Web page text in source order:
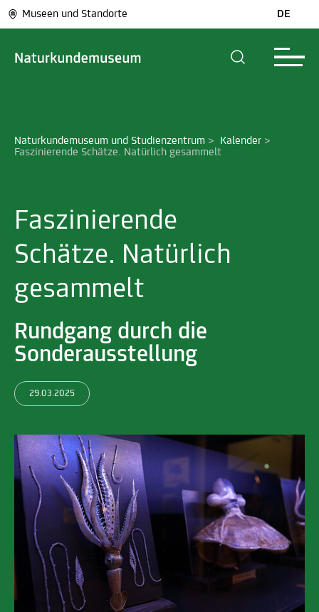
Museen und Standorte DE
Naturkundemuseum und Studienzentrum > Kalender >
Faszinierende Schätze. Natürlich gesammelt
Faszinierende
Schätze. Natürlich
gesammelt
Rundgang durch die
Sonderausstellung
29.03.2025